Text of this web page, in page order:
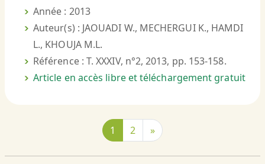
Année : 2013
Auteur(s) : JAOUADI W., MECHERGUI K., HAMDI
L., KHOUJA M.L.
Référence : T. XXXIV, n°2, 2013, pp. 153-158.
Article en accès libre et téléchargement gratuit
1 2 »